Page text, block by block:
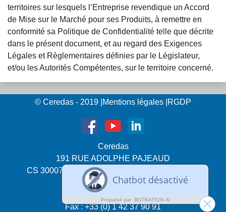
territoires sur lesquels l’Entreprise revendique un Accord
de Mise sur le Marché pour ses Produits, à remettre en
conformité sa Politique de Confidentialité telle que décrite
dans le présent document, et au regard des Exigences
Légales et Règlementaires définies par le Législateur,
et/ou les Autorités Compétentes, sur le territoire concerné.
© Ceredas - 2019 Mentions légales RGDP
Ceredas
191 RUE ADOLPHE PAJEAUD
CS 30007 - 92183 ANTONY CEDEX - FRANCE
Tél. : +33 (0) 1 42 37 11 12
Sms : +33 (0) 6 23 25 52 34
Fax : +33 (0) 1 42 37 90 91